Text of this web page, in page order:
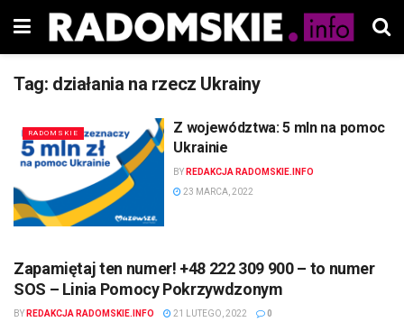
Tag: działania na rzecz Ukrainy
RADOMSKIE
Z województwa: 5 mln na pomoc
Ukrainie
BY REDAKCJA RADOMSKIE.INFO
23 MARCA, 2022
Zapamiętaj ten numer! +48 222 309 900 – to numer
SOS – Linia Pomocy Pokrzywdzonym
BY REDAKCJA RADOMSKIE.INFO 21 LUTEGO, 2022 0